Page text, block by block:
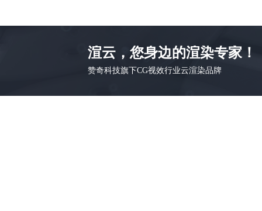
渲云，您身边的渲染专家！
赞奇科技旗下CG视效行业云渲染品牌